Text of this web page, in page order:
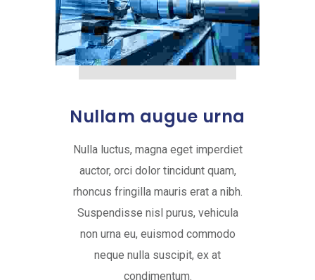
Nullam augue urna
Nulla luctus, magna eget imperdiet
auctor, orci dolor tincidunt quam,
rhoncus fringilla mauris erat a nibh.
Suspendisse nisl purus, vehicula
non urna eu, euismod commodo
neque nulla suscipit, ex at
condimentum.